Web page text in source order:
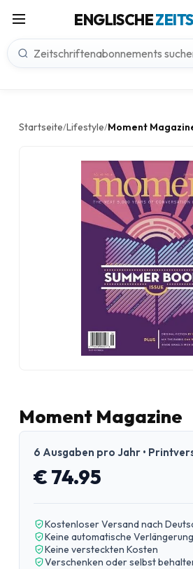
ENGLISCHE
Startseite/Lifestyle/Moment
Moment Magazine
6 Ausgaben pro Jahr •
€ 74.95
Kostenloser Versand nach
Keine automatische Verlängerung
Keine versteckten Kosten
Verschenken oder selbst